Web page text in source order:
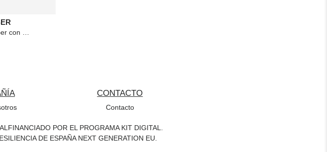
CONTACTO
Contacto
POR EL PROGRAMA KIT DIGITAL.
DE ESPAÑA NEXT GENERATION EU.